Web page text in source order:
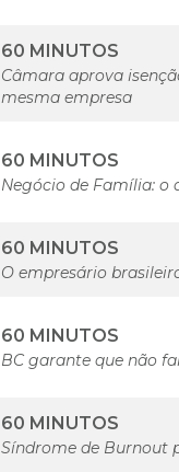
60 MINUTOS
Câmara aprova
mesma empresa
60 MINUTOS
Negócio de Família: o
60 MINUTOS
O empresário
60 MINUTOS
BC garante que não
60 MINUTOS
Síndrome de Burnout